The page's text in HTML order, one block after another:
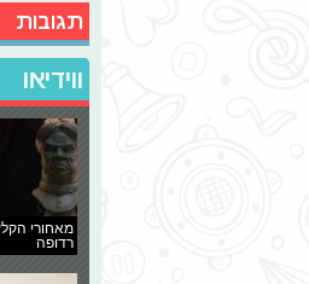
תגובות
ווידיאו
מאחורי
רדופה